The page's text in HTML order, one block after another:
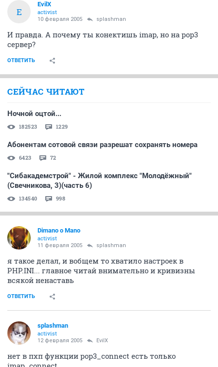
E
EvilX
activist
10 февраля 2005 splashman
И правда. А почему ты конектишь imap, но на pop3
сервер?
ОТВЕТИТЬ
СЕЙЧАС ЧИТАЮТ
Ночной оцтой...
182523 1229
Абонентам сотовой связи разрешат сохранять номера
6423 72
"Сибакадемстрой" - Жилой комплекс "Молодёжный"
(Свечникова, 3)(часть 6)
134540 998
Dimano o Mano
activist
11 февраля 2005 splashman
я такое делал, и вобщем то хватило настроек в
PHP.INI... главное читай внимательно и кривизны
всякой ненаставь
ОТВЕТИТЬ
splashman
activist
12 февраля 2005 EvilX
нет в пхп функции pop3_connect есть только